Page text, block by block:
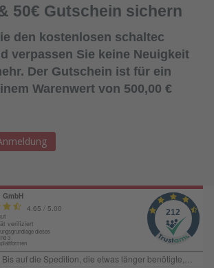
50€ Gutschein sichern
den kostenlosen schaltec
verpassen Sie keine Neuigkeit
Der Gutschein ist für ein
Warenwert von 500,00 €